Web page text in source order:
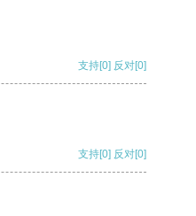
支持[0] 反对[0]
支持[0] 反对[0]